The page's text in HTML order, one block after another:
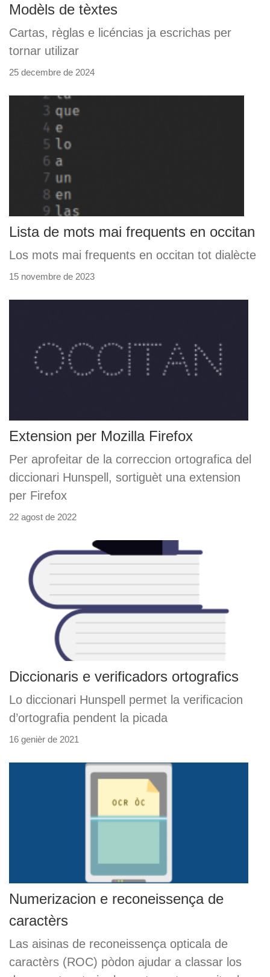
Modèls de tèxtes
Cartas, règlas e licéncias ja escrichas per
tornar utilizar
25 decembre de 2024
Lista de mots mai frequents en occitan
Los mots mai frequents en occitan tot dialècte
15 novembre de 2023
Extension per Mozilla Firefox
Per aprofeitar de la correccion ortografica del
diccionari Hunspell, sortiguèt una extension
per Firefox
22 agost de 2022
Diccionaris e verificadors ortografics
Lo diccionari Hunspell permet la verificacion
d’ortografia pendent la picada
16 genièr de 2021
Numerizacion e reconeissença de
caractèrs
Las aisinas de reconeissença opticala de
caractèrs (ROC) pòdon ajudar a classar los